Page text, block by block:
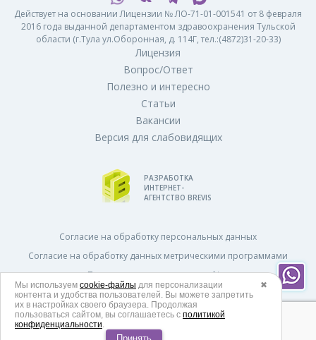
Действует на основании Лицензии № ЛО-71-01-001541 от 8 февраля
2016 года выданной департаментом здравоохранения Тульской
области (г.Тула ул.Оборонная, д. 114Г, тел.:(4872)31-20-33)
Лицензия
Вопрос/Ответ
Полезно и интересно
Статьи
Вакансии
Версия для слабовидящих
РАЗРАБОТКА
ИНТЕРНЕТ-
АГЕНТСТВО BREVIS
Согласие на обработку персональных данных
Согласие на обработку данных метрическими программами
Политика использования cookies
Политика в отношении обработки персональных данных
Согласие на получение рекламных и информационных рассылок
✖
Мы используем cookie-файлы для персонализации
контента и удобства пользователей. Вы можете запретить
их в настройках своего браузера. Продолжая
пользоваться сайтом, вы соглашаетесь с политикой
конфиденциальности.